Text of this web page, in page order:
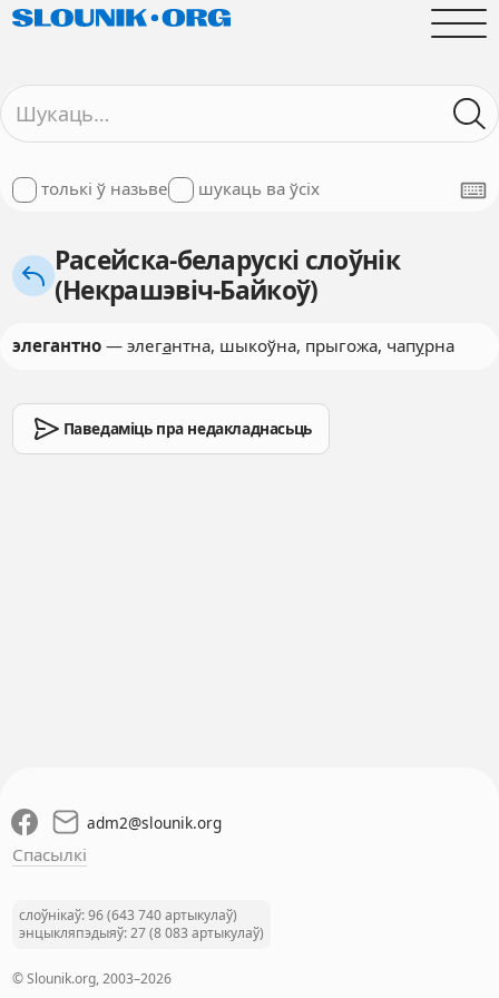
толькі ў назьве шукаць ва ўсіх
Расейска-беларускі слоўнік
(Некрашэвіч-Байкоў)
элегантно— элегантна, шыкоўна, прыгожа, чапурна
Паведаміць пра недакладнасьць
adm2@slounik.org
Спасылкі
слоўнікаў: 96 (643 740 артыкулаў)
энцыкляпэдыяў: 27 (8 083 артыкулаў)
© Slounik.org, 2003–2026